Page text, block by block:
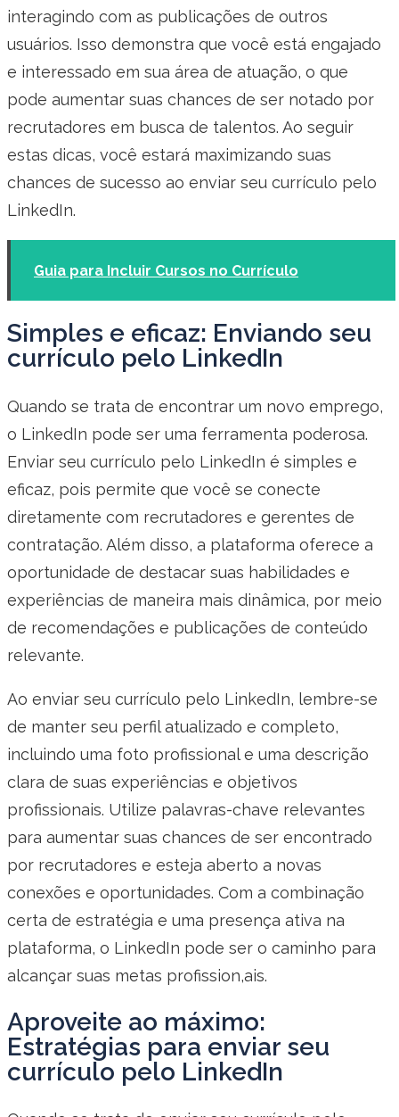
interagindo com as publicações de outros
usuários. Isso demonstra que você está engajado
e interessado em sua área de atuação, o que
pode aumentar suas chances de ser notado por
recrutadores em busca de talentos. Ao seguir
estas dicas, você estará maximizando suas
chances de sucesso ao enviar seu currículo pelo
LinkedIn.
Guia para Incluir Cursos no Currículo
Simples e eficaz: Enviando seu
currículo pelo LinkedIn
Quando se trata de encontrar um novo emprego,
o LinkedIn pode ser uma ferramenta poderosa.
Enviar seu currículo pelo LinkedIn é simples e
eficaz, pois permite que você se conecte
diretamente com recrutadores e gerentes de
contratação. Além disso, a plataforma oferece a
oportunidade de destacar suas habilidades e
experiências de maneira mais dinâmica, por meio
de recomendações e publicações de conteúdo
relevante.
Ao enviar seu currículo pelo LinkedIn, lembre-se
de manter seu perfil atualizado e completo,
incluindo uma foto profissional e uma descrição
clara de suas experiências e objetivos
profissionais. Utilize palavras-chave relevantes
para aumentar suas chances de ser encontrado
por recrutadores e esteja aberto a novas
conexões e oportunidades. Com a combinação
certa de estratégia e uma presença ativa na
plataforma, o LinkedIn pode ser o caminho para
alcançar suas metas profission,ais.
Aproveite ao máximo:
Estratégias para enviar seu
currículo pelo LinkedIn